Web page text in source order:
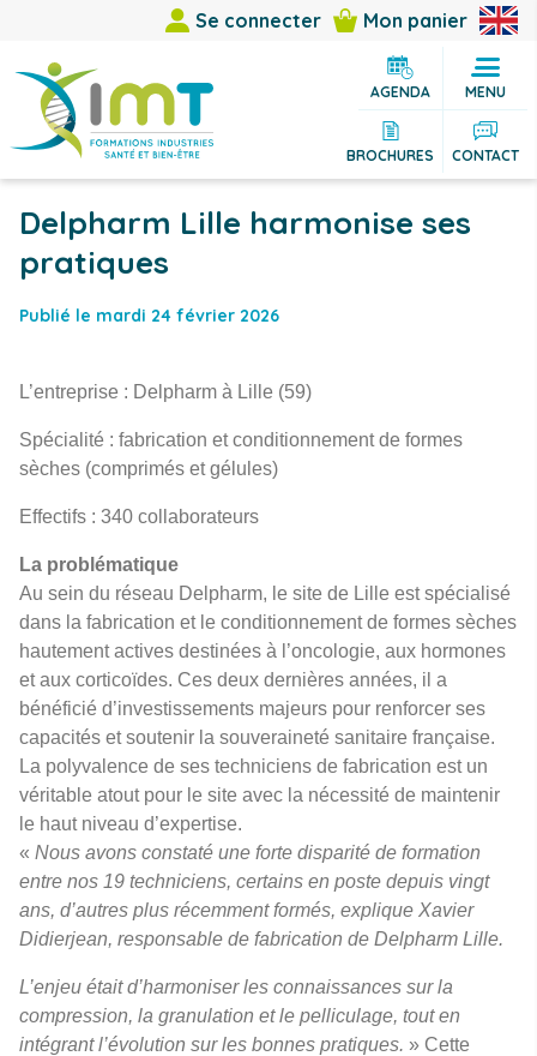
Se connecter Mon panier
MENU
AGENDA
BROCHURES CONTACT
Delpharm Lille harmonise ses
pratiques
Publié le mardi 24 février 2026
L’entreprise : Delpharm à Lille (59)
Spécialité : fabrication et conditionnement de formes
sèches (comprimés et gélules)
Effectifs : 340 collaborateurs
La problématique
Au sein du réseau Delpharm, le site de Lille est spécialisé
dans la fabrication et le conditionnement de formes sèches
hautement actives destinées à l’oncologie, aux hormones
et aux corticoïdes. Ces deux dernières années, il a
bénéficié d’investissements majeurs pour renforcer ses
capacités et soutenir la souveraineté sanitaire française.
La polyvalence de ses techniciens de fabrication est un
véritable atout pour le site avec la nécessité de maintenir
le haut niveau d’expertise.
« Nous avons constaté une forte disparité de formation
entre nos 19 techniciens, certains en poste depuis vingt
ans, d’autres plus récemment formés, explique Xavier
Didierjean, responsable de fabrication de Delpharm Lille.
L’enjeu était d’harmoniser les connaissances sur la
compression, la granulation et le pelliculage, tout en
intégrant l’évolution sur les bonnes pratiques. » Cette